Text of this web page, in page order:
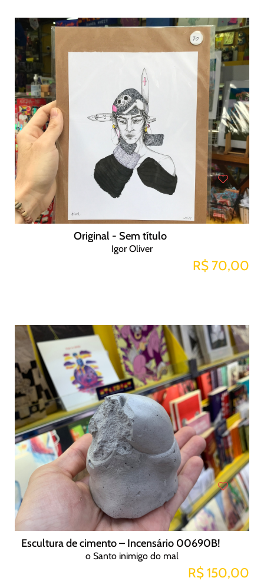
Original - Sem título
Igor Oliver
R$ 70,00
Escultura de cimento – Incensário 00690B!
o Santo inimigo do mal
R$ 150,00